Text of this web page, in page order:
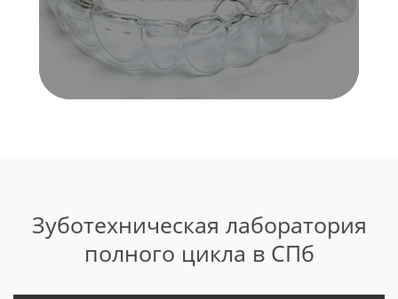
Зуботехническая лаборатория
полного цикла в СПб